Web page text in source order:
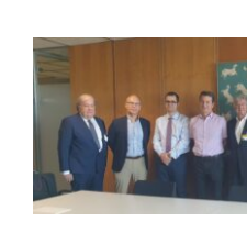
Ver
imagen
más
grande